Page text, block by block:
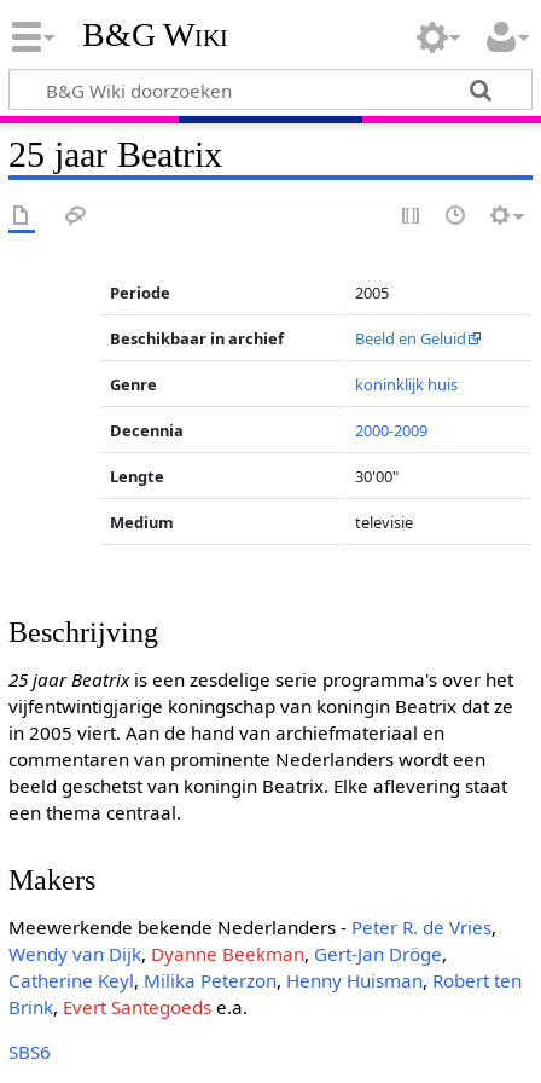
B&G Wiki
25 jaar Beatrix
Periode 2005
Beschikbaar in archief Beeld en Geluid
Genre koninklijk huis
Decennia 2000-2009
Lengte 30'00"
Medium televisie
Beschrijving
25 jaar Beatrixis een zesdelige serie programma's over het
vijfentwintigjarige koningschap van koningin Beatrix dat ze
in 2005 viert. Aan de hand van archiefmateriaal en
commentaren van prominente Nederlanders wordt een
beeld geschetst van koningin Beatrix. Elke aflevering staat
een thema centraal.
Makers
Meewerkende bekende Nederlanders - Peter R. de Vries,
Wendy van Dijk, Dyanne Beekman, Gert-Jan Dröge,
Catherine Keyl, Milika Peterzon, Henny Huisman, Robert ten
Brink, Evert Santegoedse.a.
SBS6